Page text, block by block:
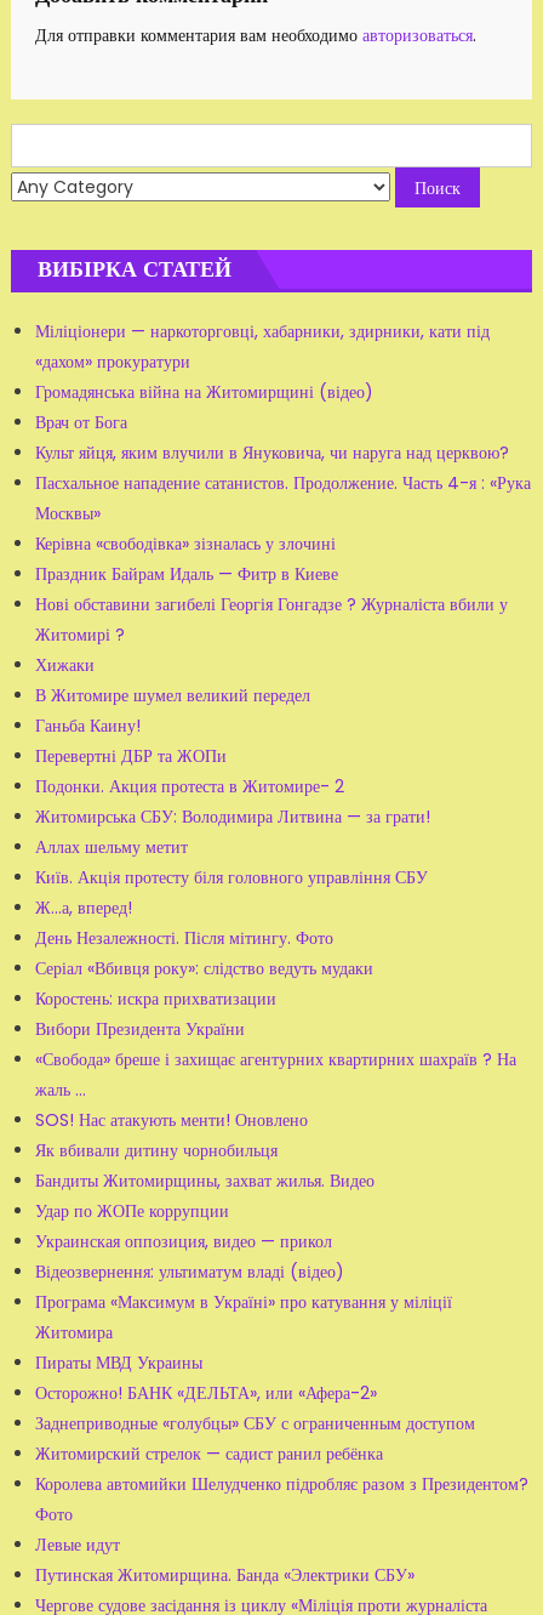
Для отправки комментария вам необходимо авторизоваться.
for:
ВИБІРКА СТАТЕЙ
Міліціонери — наркоторговці, хабарники, здирники, кати під
«дахом» прокуратури
Громадянська війна на Житомирщині (відео)
Врач от Бога
Культ яйця, яким влучили в Януковича, чи наруга над церквою?
Пасхальное нападение сатанистов. Продолжение. Часть 4-я : «Рука
Москвы»
Керівна «свободівка» зізналась у злочині
Праздник Байрам Идаль — Фитр в Киеве
Нові обставини загибелі Георгія Гонгадзе ? Журналіста вбили у
Житомирі ?
Хижаки
В Житомире шумел великий передел
Ганьба Каину!
Перевертні ДБР та ЖОПи
Подонки. Акция протеста в Житомире- 2
Житомирська СБУ: Володимира Литвина — за грати!
Аллах шельму метит
Київ. Акція протесту біля головного управління СБУ
Ж...а, вперед!
День Незалежності. Після мітингу. Фото
Серіал «Вбивця року»: слідство ведуть мудаки
Коростень: искра прихватизации
Вибори Президента України
«Свобода» бреше і захищає агентурних квартирних шахраїв ? На
жаль ...
SOS! Нас атакують менти! Оновлено
Як вбивали дитину чорнобильця
Бандиты Житомирщины, захват жилья. Видео
Удар по ЖОПе коррупции
Украинская оппозиция, видео — прикол
Відеозвернення: ультиматум владі (відео)
Програма «Максимум в Україні» про катування у міліції
Житомира
Пираты МВД Украины
Осторожно! БАНК «ДЕЛЬТА», или «Афера-2»
Заднеприводные «голубцы» СБУ с ограниченным доступом
Житомирский стрелок — садист ранил ребёнка
Королева автомийки Шелудченко підробляє разом з Президентом?
Фото
Левые идут
Путинская Житомирщина. Банда «Электрики СБУ»
Чергове судове засідання із циклу «Міліція проти журналіста